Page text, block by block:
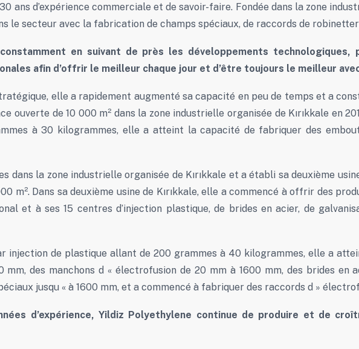
ans d’expérience commerciale et de savoir-faire. Fondée dans la zone
le secteur avec la fabrication de champs spéciaux, de raccords de
constamment en suivant de près les développements
afin d’offrir le meilleur chaque jour et d’être toujours le meilleur
elle a rapidement augmenté sa capacité en peu de temps et a
ouverte de 10 000 m² dans la zone industrielle organisée de Kırıkkale en
à 30 kilogrammes, elle a atteint la capacité de fabriquer des
dans la zone industrielle organisée de Kırıkkale et a établi sa deuxième
m². Dans sa deuxième usine de Kırıkkale, elle a commencé à offrir des
et à ses 15 centres d’injection plastique, de brides en acier, de
injection de plastique allant de 200 grammes à 40 kilogrammes, elle a
des manchons d « électrofusion de 20 mm à 1600 mm, des brides en
jusqu « à 1600 mm, et a commencé à fabriquer des raccords d »
d’expérience, Yildiz Polyethylene continue de produire et de